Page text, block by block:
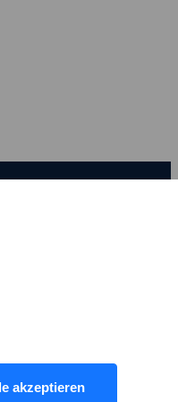
akzeptieren